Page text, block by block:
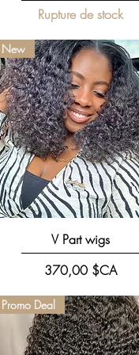
Rupture de stock
Aperçu rapide
New
V Part wigs
Prix
370,00 $CA
Promo Deal